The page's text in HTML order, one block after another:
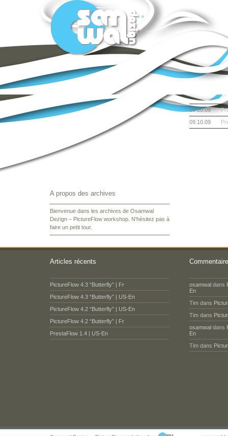
09.10.09
09.10.09
A propos des archives
Bienvenue dans les archives de Osamwal
Dezign – PictureFlow workshop. N'hésitez pas à
faire un petit tour.
Articles récents
PictureFlow 4.3 “Butterfly” | Fr
PictureFlow 4.3 “Butterfly” | US-En
PictureFlow 4.2 “Butterfly” | US-En
PictureFlow 4.2 “Butterfly” | Fr
PrestaFlow 1.4 | US-En
osamwaldans
En
Timdans
Timdans
osamwaldans
En
Timdans